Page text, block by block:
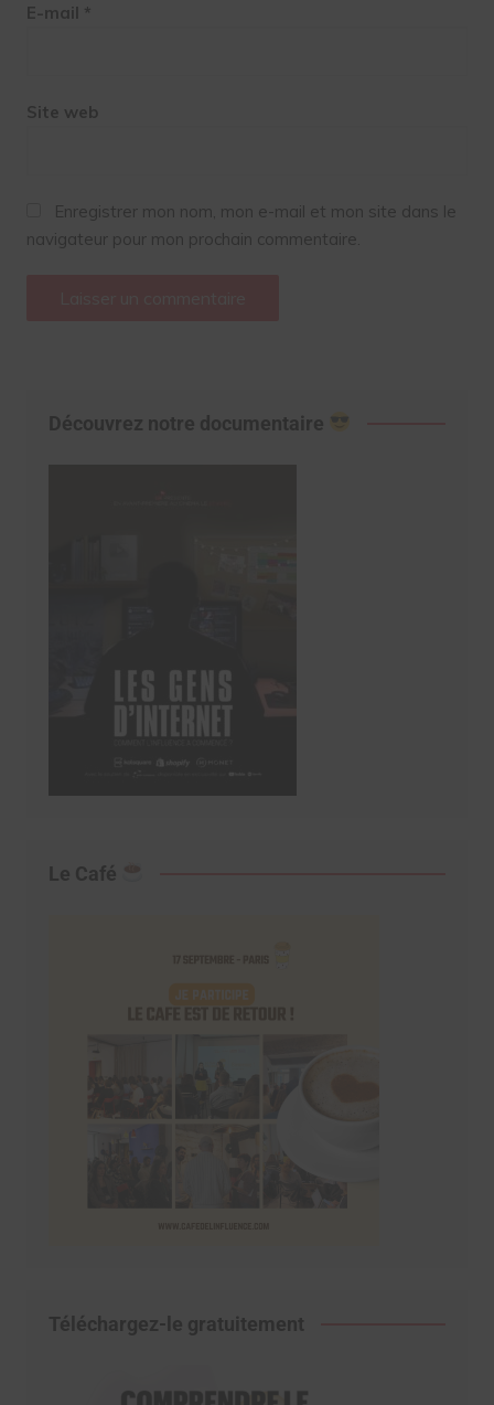
E-mail *
Site web
Enregistrer mon nom, mon e-mail et mon site dans le
navigateur pour mon prochain commentaire.
Découvrez notre documentaire
Le Café
Téléchargez-le gratuitement